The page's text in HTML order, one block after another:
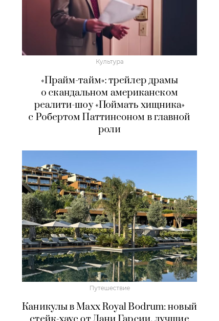
Культура
«Прайм-тайм»: трейлер драмы
о скандальном американском
реалити-шоу «Поймать хищника»
с Робертом Паттинсоном в главной
роли
Путешествие
Каникулы в Maxx Royal Bodrum: новый